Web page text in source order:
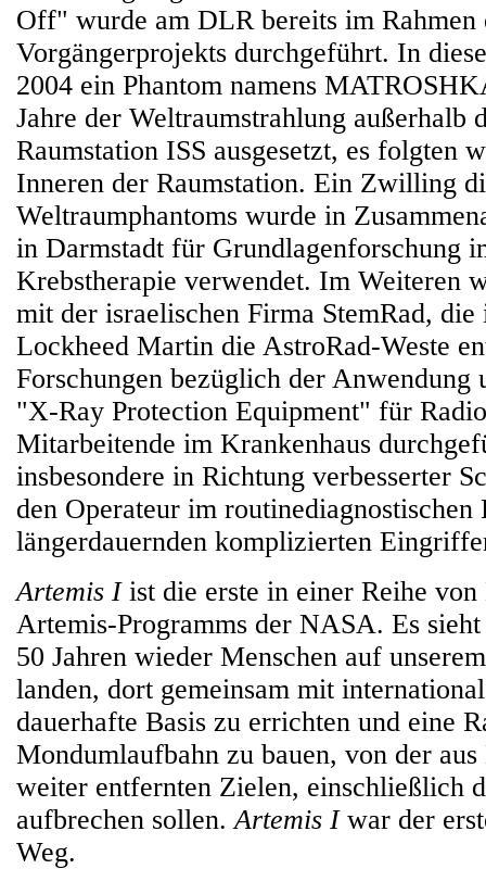
Off" wurde am DLR bereits im Rahmen
Vorgängerprojekts durchgeführt. In
2004 ein Phantom namens
Jahre der Weltraumstrahlung außerhalb
Raumstation ISS ausgesetzt, es folgten
Inneren der Raumstation. Ein Zwilling
Weltraumphantoms wurde in
in Darmstadt für Grundlagenforschung
Krebstherapie verwendet. Im Weiteren
mit der israelischen Firma StemRad,
Lockheed Martin die AstroRad-Weste
Forschungen bezüglich der Anwendung
"X-Ray Protection Equipment" für
Mitarbeitende im Krankenhaus
insbesondere in Richtung verbesserter
den Operateur im routinediagnostischen
längerdauernden komplizierten
Artemis Iist die erste in einer Reihe von
Artemis-Programms der NASA. Es
50 Jahren wieder Menschen auf
landen, dort gemeinsam mit
dauerhafte Basis zu errichten und eine
Mondumlaufbahn zu bauen, von der aus
weiter entfernten Zielen, einschließlich
aufbrechen sollen.Artemis Iwar der
Weg.